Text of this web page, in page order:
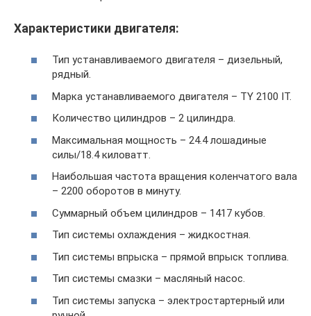
Характеристики двигателя:
Тип устанавливаемого двигателя – дизельный,
рядный.
Марка устанавливаемого двигателя – TY 2100 IT.
Количество цилиндров – 2 цилиндра.
Максимальная мощность – 24.4 лошадиные
силы/18.4 киловатт.
Наибольшая частота вращения коленчатого вала
– 2200 оборотов в минуту.
Суммарный объем цилиндров – 1417 кубов.
Тип системы охлаждения – жидкостная.
Тип системы впрыска – прямой впрыск топлива.
Тип системы смазки – масляный насос.
Тип системы запуска – электростартерный или